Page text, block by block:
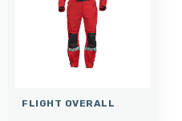
FLIGHT OVERALL